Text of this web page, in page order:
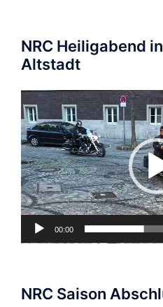
NRC Heiligabend
Altstadt
Video-
Player
00:00
NRC Saison